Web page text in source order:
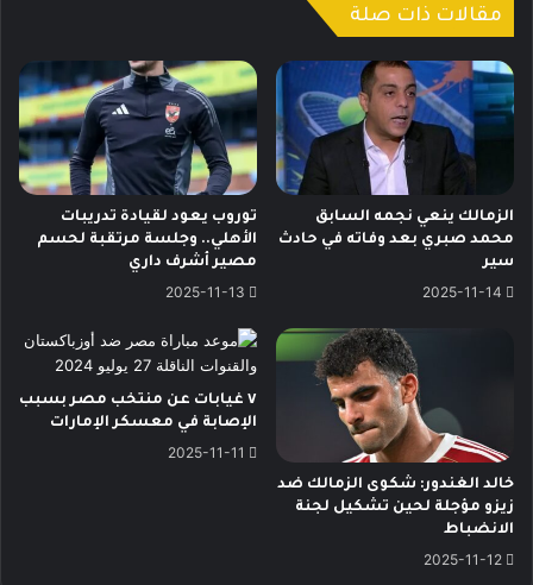
مقالات ذات صلة
الزمالك ينعي نجمه السابق
محمد صبري بعد وفاته في حادث
سير
2025-11-14
توروب يعود لقيادة تدريبات
الأهلي.. وجلسة مرتقبة لحسم
مصير أشرف داري
2025-11-13
خالد الغندور: شكوى الزمالك ضد
زيزو مؤجلة لحين تشكيل لجنة
الانضباط
2025-11-12
٧ غيابات عن منتخب مصر بسبب
الإصابة في معسكر الإمارات
2025-11-11